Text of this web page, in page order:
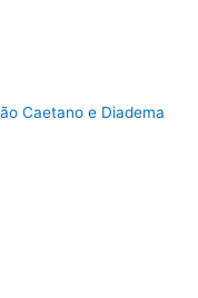
Caetano e Diadema